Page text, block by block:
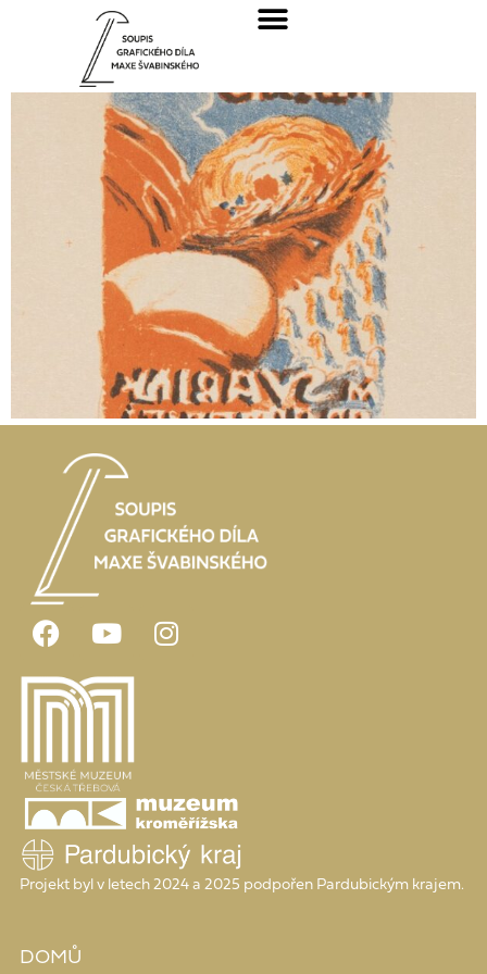
Projekt byl v letech 2024 a 2025 podpořen Pardubickým krajem.
DOMŮ